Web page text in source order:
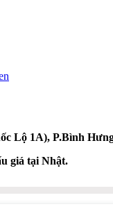
Lộ 1A), P.Bình
giá tại Nhật.